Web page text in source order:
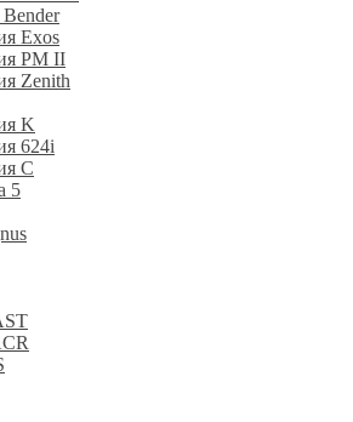
Exos
PM II
Zenith
K
624i
С
5